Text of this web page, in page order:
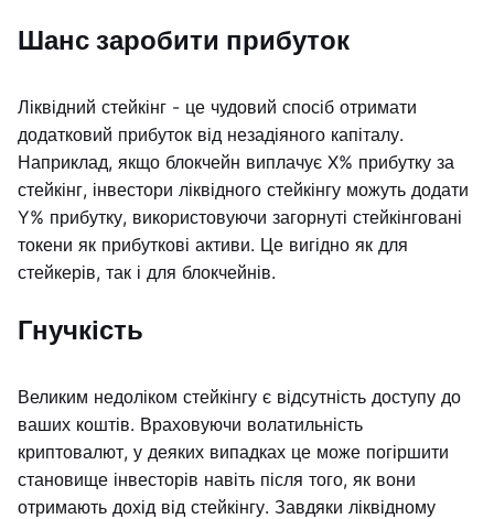
Шанс заробити прибуток
Ліквідний стейкінг - це чудовий спосіб отримати
додатковий прибуток від незадіяного капіталу.
Наприклад, якщо блокчейн виплачує X% прибутку за
стейкінг, інвестори ліквідного стейкінгу можуть додати
Y% прибутку, використовуючи загорнуті стейкінговані
токени як прибуткові активи. Це вигідно як для
стейкерів, так і для блокчейнів.
Гнучкість
Великим недоліком стейкінгу є відсутність доступу до
ваших коштів. Враховуючи волатильність
криптовалют, у деяких випадках це може погіршити
становище інвесторів навіть після того, як вони
отримають дохід від стейкінгу. Завдяки ліквідному